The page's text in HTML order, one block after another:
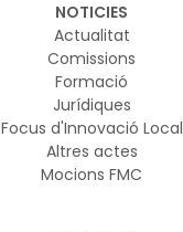
NOTICIES
Actualitat
Comissions
Formació
Jurídiques
Focus d'Innovació Local
Altres actes
Mocions FMC